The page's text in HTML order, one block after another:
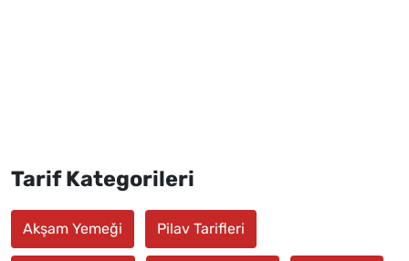
Tarif Kategorileri
Akşam Yemeği Pilav Tarifleri